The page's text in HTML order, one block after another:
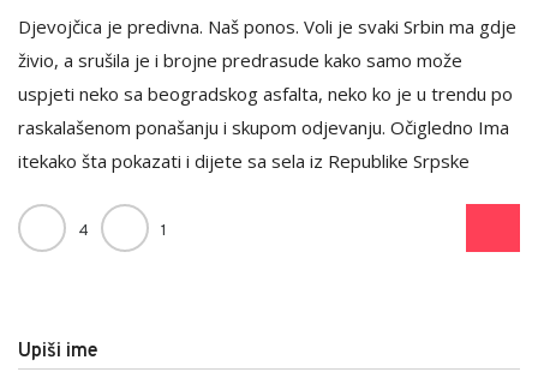
Djevojčica je predivna. Naš ponos. Voli je svaki Srbin ma gdje
živio, a srušila je i brojne predrasude kako samo može
uspjeti neko sa beogradskog asfalta, neko ko je u trendu po
raskalašenom ponašanju i skupom odjevanju. Očigledno Ima
itekako šta pokazati i dijete sa sela iz Republike Srpske
4 1
Upiši ime